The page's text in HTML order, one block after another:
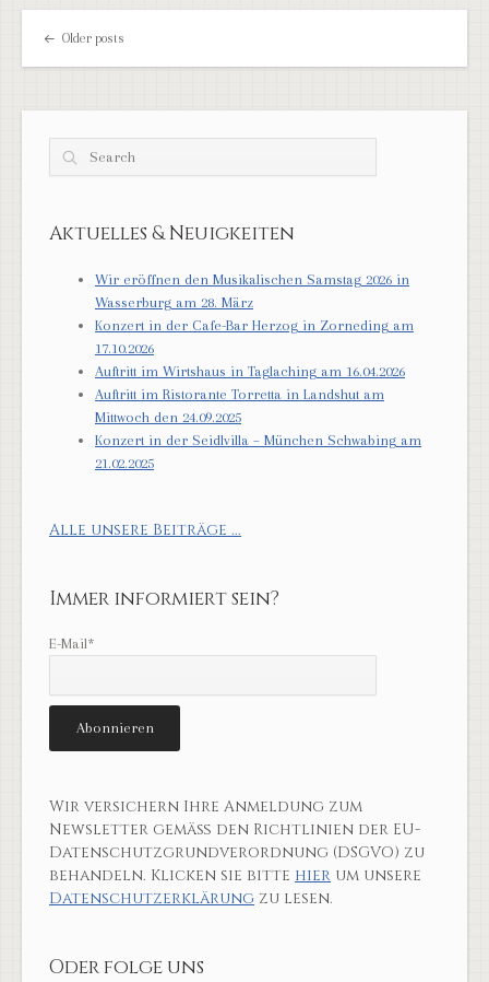
Post navigation
Older posts
Search
Aktuelles & Neuigkeiten
Wir eröffnen den Musikalischen Samstag 2026 in
Wasserburg am 28. März
Konzert in der Cafe-Bar Herzog in Zorneding am
17.10.2026
Auftritt im Wirtshaus in Taglaching am 16.04.2026
Auftritt im Ristorante Torretta in Landshut am
Mittwoch den 24.09.2025
Konzert in der Seidlvilla – München Schwabing am
21.02.2025
Alle unsere Beiträge ...
Immer informiert sein?
E-Mail*
Wir versichern Ihre Anmeldung zum
Newsletter gemäß den Richtlinien der EU-
Datenschutzgrundverordnung (DSGVO) zu
behandeln. Klicken sie bitte hier um unsere
Datenschutzerklärung zu lesen.
Oder folge uns